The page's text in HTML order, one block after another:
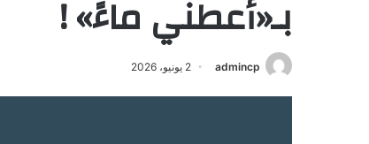
بـ«أعطني ماءً» !
admincp 2 يونيو، 2026